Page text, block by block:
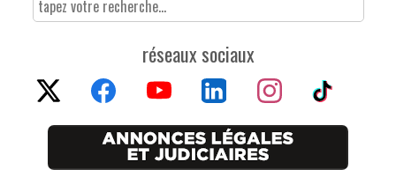
réseaux sociaux